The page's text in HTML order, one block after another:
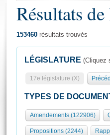
Présidence
577 députés
Groupes politiques
Séance publique
Commissions et autres
Europe et International
Général
Rôle et pouvoirs de
Organisation de
Présidence Conférence
Visiter l'Assemblée
Visite virtuelle du
Assister à une séance
Résultats
153460 résultats trouvés
LÉGISLATURE (Cliquez
17e législature (X)
TYPES DE
Amendements (122906)
Propositions (2244)